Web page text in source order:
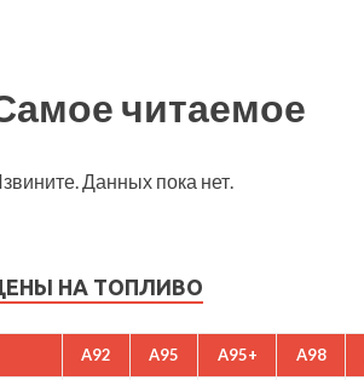
читаемое
Данных пока нет.
НА ТОПЛИВО
A92 A95 A95+ A98